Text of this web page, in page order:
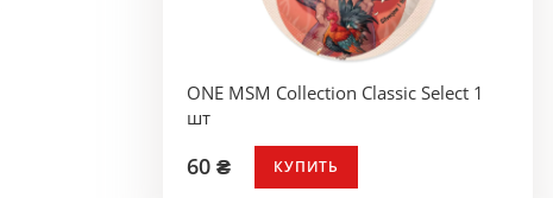
ONE MSM Collection Classic Select 1
шт
60 ₴ КУПИТЬ